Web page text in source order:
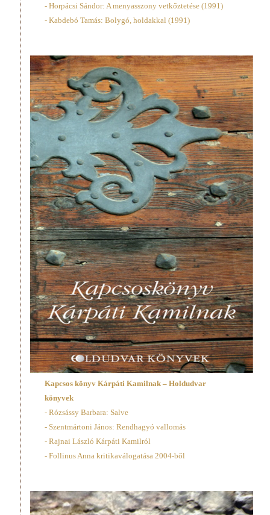
- Horpácsi Sándor: A menyasszony vetkőztetése (1991)
- Kabdebó Tamás: Bolygó, holdakkal (1991)
Kapcsos könyv Kárpáti Kamilnak – Holdudvar
könyvek
- Rózsássy Barbara: Salve
- Szentmártoni János: Rendhagyó vallomás
- Rajnai László Kárpáti Kamilról
- Follinus Anna kritikaválogatása 2004-ből